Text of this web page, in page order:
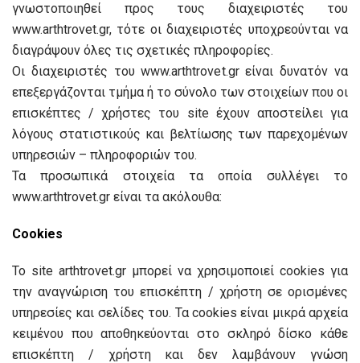
γνωστοποιηθεί προς τους διαχειριστές του
www.arthtrovet.gr, τότε οι διαχειριστές υποχρεούνται να
διαγράψουν όλες τις σχετικές πληροφορίες.
Οι διαχειριστές του www.arthtrovet.gr είναι δυνατόν να
επεξεργάζονται τμήμα ή το σύνολο των στοιχείων που οι
επισκέπτες / χρήστες του site έχουν αποστείλει για
λόγους στατιστικούς και βελτίωσης των παρεχομένων
υπηρεσιών – πληροφοριών του.
Τα προσωπικά στοιχεία τα οποία συλλέγει το
www.arthtrovet.gr είναι τα ακόλουθα:
Cookies
Το site arthtrovet.gr μπορεί να χρησιμοποιεί cookies για
την αναγνώριση του επισκέπτη / χρήστη σε ορισμένες
υπηρεσίες και σελίδες του. Τα cookies είναι μικρά αρχεία
κειμένου που αποθηκεύονται στο σκληρό δίσκο κάθε
επισκέπτη / χρήστη και δεν λαμβάνουν γνώση